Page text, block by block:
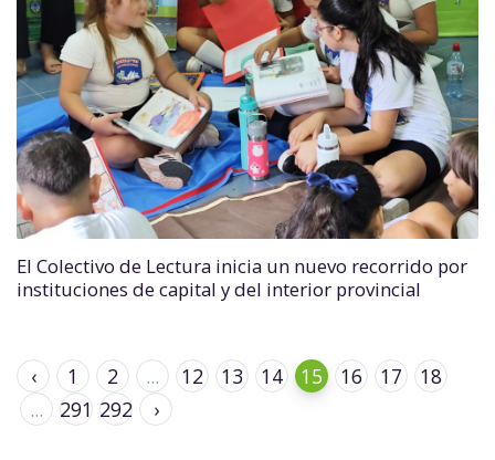
El Colectivo de Lectura inicia un nuevo recorrido por
instituciones de capital y del interior provincial
‹ 1 2 ... 12 13 14 15 16 17
18
...
291 292 ›